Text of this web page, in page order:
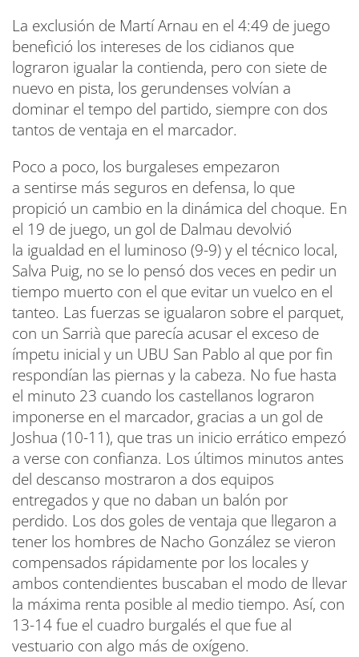
La exclusión de Martí Arnau en el 4:49 de juego
benefició los intereses de los cidianos que
lograron igualar la contienda, pero con siete de
nuevo en pista, los gerundenses volvían a
dominar el tempo del partido, siempre con dos
tantos de ventaja en el marcador.
Poco a poco, los burgaleses empezaron
a sentirse más seguros en defensa, lo que
propició un cambio en la dinámica del choque. En
el 19 de juego, un gol de Dalmau devolvió
la igualdad en el luminoso (9-9) y el técnico local,
Salva Puig, no se lo pensó dos veces en pedir un
tiempo muerto con el que evitar un vuelco en el
tanteo. Las fuerzas se igualaron sobre el parquet,
con un Sarrià que parecía acusar el exceso de
ímpetu inicial y un UBU San Pablo al que por fin
respondían las piernas y la cabeza. No fue hasta
el minuto 23 cuando los castellanos lograron
imponerse en el marcador, gracias a un gol de
Joshua (10-11), que tras un inicio errático empezó
a verse con confianza. Los últimos minutos antes
del descanso mostraron a dos equipos
entregados y que no daban un balón por
perdido. Los dos goles de ventaja que llegaron a
tener los hombres de Nacho González se vieron
compensados rápidamente por los locales y
ambos contendientes buscaban el modo de llevar
la máxima renta posible al medio tiempo. Así, con
13-14 fue el cuadro burgalés el que fue al
vestuario con algo más de oxígeno.